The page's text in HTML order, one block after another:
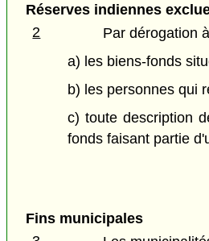
Réserves indiennes
2
Par dérogation
a) les biens-fonds
b) les personnes qui
c) toute description
fonds faisant partie
Fins municipales